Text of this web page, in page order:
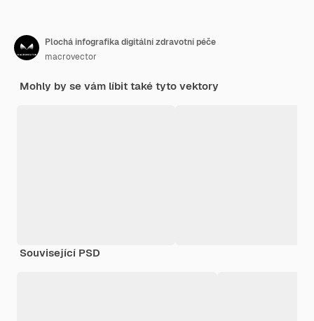
Plochá infografika digitální zdravotní péče
macrovector
Mohly by se vám líbit také tyto vektory
Související PSD